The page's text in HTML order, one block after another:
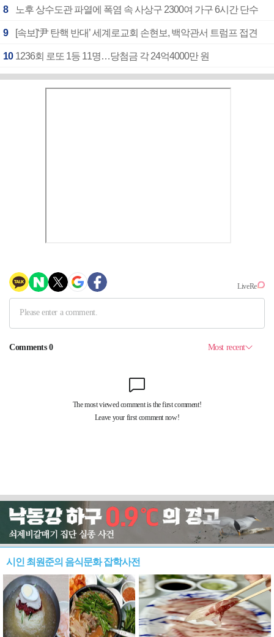
8 노후 상수도관 파열에 폭염 속 사상구 2300여 가구 6시간 단수
9 [속보]‘尹 탄핵 반대’ 세계로교회 손현보, 백악관서 트럼프 접견
10 1236회 로또 1등 11명…당첨금 각 24억4000만 원
시인 최원준의 음식문화 잡학사전